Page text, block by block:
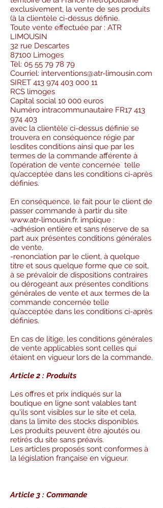
exclusivement, la vente de ses produits
(à la clientèle ci-dessus définie.
Toute vente effectuée par : ATR
LIMOUSIN
32 rue Descartes
87100 Limoges
Tèl: 05 55 79 78 79
Courriel: interventions@atr-limousin.com
SIRET 413 974 403 000 11
RCS limoges
Capital social 10 000 euros
Numéro intracommunautaire FR17 413
974 403
avec la clientèle ci-dessus définie se
trouvera en conséquence régie par
lesdites conditions ainsi que par les
termes de la commande afférente à
l’opération de vente concernée telle
qu’acceptée dans les conditions ci-après
définies.
En conséquence, le fait pour le client de
passer commande à partir du site
www.atr-limousin.fr. implique :
-adhésion entière et sans réserve de sa
part aux présentes conditions générales
de vente,
-renonciation par le client, à quelque
titre et sous quelque forme que ce soit,
à se prévaloir de dispositions contraires
ou dérogeant aux présentes conditions
générales de vente et aux termes de la
commande concernée telle
qu’acceptée dans les conditions ci-après
définies.
En cas de litige, les conditions générales
de vente applicables sont celles qui
étaient en vigueur lors de la commande.
Article 2 : Produits
Les offres et prix indiqués sur la
boutique en ligne sont valables tant
qu'ils sont visibles sur le site et cela,
dans la limite des stocks disponibles.
Les produits peuvent être ajoutés ou
retirés du site sans préavis.
Les articles proposés sont conformes à
la législation française en vigueur.
Article 3 : Commande